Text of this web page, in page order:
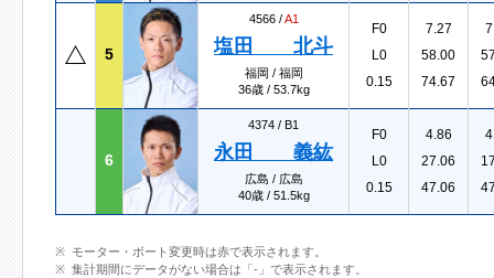
5
4566 /A1
塩田 北斗
福岡 / 福岡
36歳 / 53.7kg
F0
L0
0.15
7.27
58.00
74.67
6
4374 / B1
永田 義紘
広島 / 広島
40歳 / 51.5kg
F0
L0
0.15
4.86
27.06
47.06
モーター・ボート変更時は赤で表示されます。
集計期間にデータがない場合は「-」で表示されます。